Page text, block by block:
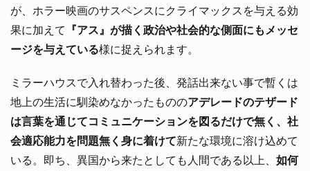
が、ホラー映画のサスペンスにクライマックスを与える効
果に加えて 『アス』が描く政治や社会的な側面にもメッセ
ージを与えている様に捉えられます。
ミラーハウスで入れ替わった後、発話出来ない事で暫くは
地上の生活に馴染めなかったもののアデレードのテザード
は言葉を通じてコミュニケーションを図るだけで無く、社
会適応能力を問題無く身に着けて新たな環境に溶け込めて
いる。即ち、異国から来たとしても人間である以上、 如何